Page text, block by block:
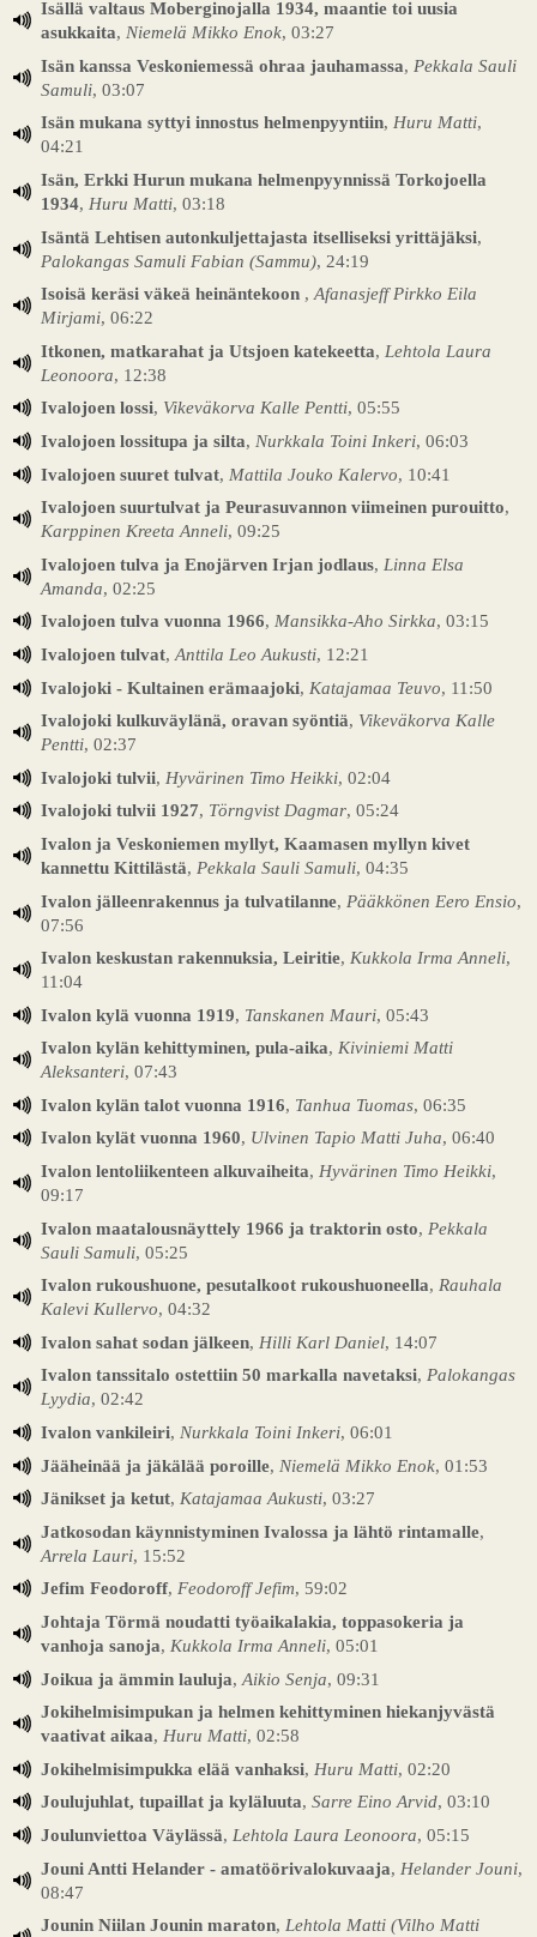
Isällä valtaus Moberginojalla 1934, maantie toi uusia
asukkaita, Niemelä Mikko Enok, 03:27
Isän kanssa Veskoniemessä ohraa jauhamassa, Pekkala Sauli
Samuli, 03:07
Isän mukana syttyi innostus helmenpyyntiin, Huru Matti,
04:21
Isän, Erkki Hurun mukana helmenpyynnissä Torkojoella
1934, Huru Matti, 03:18
Isäntä Lehtisen autonkuljettajasta itselliseksi yrittäjäksi,
Palokangas Samuli Fabian (Sammu), 24:19
Isoisä keräsi väkeä heinäntekoon , Afanasjeff Pirkko Eila
Mirjami, 06:22
Itkonen, matkarahat ja Utsjoen katekeetta, Lehtola Laura
Leonoora, 12:38
Ivalojoen lossi, Vikeväkorva Kalle Pentti, 05:55
Ivalojoen lossitupa ja silta, Nurkkala Toini Inkeri, 06:03
Ivalojoen suuret tulvat, Mattila Jouko Kalervo, 10:41
Ivalojoen suurtulvat ja Peurasuvannon viimeinen purouitto,
Karppinen Kreeta Anneli, 09:25
Ivalojoen tulva ja Enojärven Irjan jodlaus, Linna Elsa
Amanda, 02:25
Ivalojoen tulva vuonna 1966, Mansikka-Aho Sirkka, 03:15
Ivalojoen tulvat, Anttila Leo Aukusti, 12:21
Ivalojoki - Kultainen erämaajoki, Katajamaa Teuvo, 11:50
Ivalojoki kulkuväylänä, oravan syöntiä, Vikeväkorva Kalle
Pentti, 02:37
Ivalojoki tulvii, Hyvärinen Timo Heikki, 02:04
Ivalojoki tulvii 1927, Törngvist Dagmar, 05:24
Ivalon ja Veskoniemen myllyt, Kaamasen myllyn kivet
kannettu Kittilästä, Pekkala Sauli Samuli, 04:35
Ivalon jälleenrakennus ja tulvatilanne, Pääkkönen Eero Ensio,
07:56
Ivalon keskustan rakennuksia, Leiritie, Kukkola Irma Anneli,
11:04
Ivalon kylä vuonna 1919, Tanskanen Mauri, 05:43
Ivalon kylän kehittyminen, pula-aika, Kiviniemi Matti
Aleksanteri, 07:43
Ivalon kylän talot vuonna 1916, Tanhua Tuomas, 06:35
Ivalon kylät vuonna 1960, Ulvinen Tapio Matti Juha, 06:40
Ivalon lentoliikenteen alkuvaiheita, Hyvärinen Timo Heikki,
09:17
Ivalon maatalousnäyttely 1966 ja traktorin osto, Pekkala
Sauli Samuli, 05:25
Ivalon rukoushuone, pesutalkoot rukoushuoneella, Rauhala
Kalevi Kullervo, 04:32
Ivalon sahat sodan jälkeen, Hilli Karl Daniel, 14:07
Ivalon tanssitalo ostettiin 50 markalla navetaksi, Palokangas
Lyydia, 02:42
Ivalon vankileiri, Nurkkala Toini Inkeri, 06:01
Jääheinää ja jäkälää poroille, Niemelä Mikko Enok, 01:53
Jänikset ja ketut, Katajamaa Aukusti, 03:27
Jatkosodan käynnistyminen Ivalossa ja lähtö rintamalle,
Arrela Lauri, 15:52
Jefim Feodoroff, Feodoroff Jefim, 59:02
Johtaja Törmä noudatti työaikalakia, toppasokeria ja
vanhoja sanoja, Kukkola Irma Anneli, 05:01
Joikua ja ämmin lauluja, Aikio Senja, 09:31
Jokihelmisimpukan ja helmen kehittyminen hiekanjyvästä
vaativat aikaa, Huru Matti, 02:58
Jokihelmisimpukka elää vanhaksi, Huru Matti, 02:20
Joulujuhlat, tupaillat ja kyläluuta, Sarre Eino Arvid, 03:10
Joulunviettoa Väylässä, Lehtola Laura Leonoora, 05:15
Jouni Antti Helander - amatöörivalokuvaaja, Helander Jouni,
08:47
Jounin Niilan Jounin maraton, Lehtola Matti (Vilho Matti